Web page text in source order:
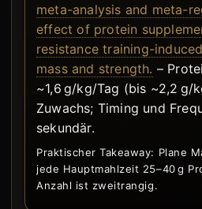
meta-analysis and meta-
effect of protein
resistance training-
mass and strength. –
~1,6 g/kg/Tag (bis ~2,2 g/
Zuwachs; Timing und
sekundär.
Praktischer Takeaway: Plane
jede Hauptmahlzeit 25–40 g
Anzahl ist zweitrangig.